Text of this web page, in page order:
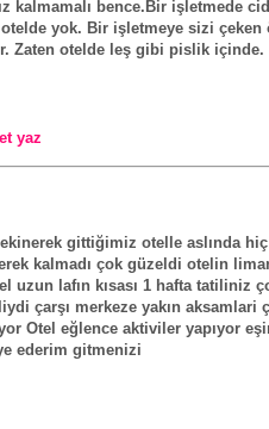
kalmamalı bence.Bir işletmede
yok. Bir işletmeye sizi çeken
Zaten otelde leş gibi pislik içinde.
yaz
gittiğimiz otelle aslında hiç
kalmadı çok güzeldi otelin
uzun lafın kısası 1 hafta tatiliniz
çarşı merkeze yakın aksamlari
Otel eğlence aktiviler yapıyor
ederim gitmenizi